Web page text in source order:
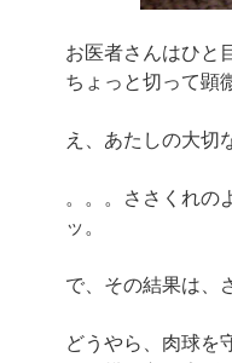
お医者さんはひと
ちょっと切って顕
え、あたしの大切
。。。ささくれの
ッ。
で、その結果は、
どうやら、肉球を